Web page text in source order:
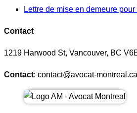
Lettre de mise en demeure
Contact
1219 Harwood St, Vancouver, BC
Contact: contact@avocat-montreal.ca